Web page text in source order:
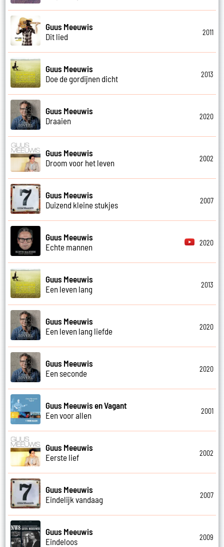
Guus Meeuwis
Dit lied
2011
Guus Meeuwis
Doe de gordijnen dicht
2013
Guus Meeuwis
Draaien
2020
Guus Meeuwis
Droom voor het leven
2002
Guus Meeuwis
Duizend kleine stukjes
2007
Guus Meeuwis
Echte mannen
2020
Guus Meeuwis
Een leven lang
2013
Guus Meeuwis
Een leven lang liefde
2020
Guus Meeuwis
Een seconde
2020
Guus Meeuwis en Vagant
Een voor allen
2001
Guus Meeuwis
Eerste lief
2002
Guus Meeuwis
Eindelijk vandaag
2007
Guus Meeuwis
Eindeloos
2009